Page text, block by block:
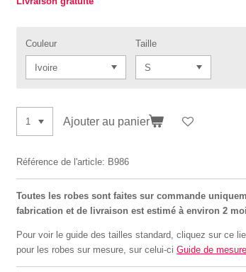
Couleur Taille
Ajouter au panier
Référence de l'article: B986
Toutes les robes sont faites sur commande
fabrication et de livraison est estimé à environ 2
Pour voir le guide des tailles standard, cliquez sur ce
pour les robes sur mesure, sur celui-ci Guide de mesure